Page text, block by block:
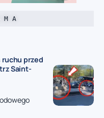
M A
ruchu przed
Saint-